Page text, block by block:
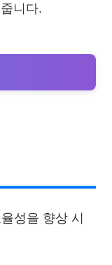
니다.
성을 향상 시